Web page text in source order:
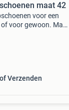
maat 42
voor een
voor gewoon. Maat
Verzenden